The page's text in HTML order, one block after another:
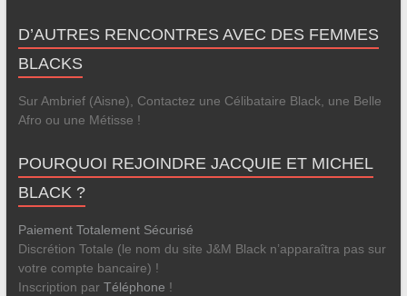
D’AUTRES RENCONTRES AVEC DES FEMMES
BLACKS
Sur Ambrief (Aisne), Contactez une Célibataire Black, une Belle
Afro ou une Métisse !
POURQUOI REJOINDRE JACQUIE ET MICHEL
BLACK ?
Paiement Totalement Sécurisé
Discrétion Totale (le nom du site J&M Black n’apparaîtra pas sur
votre compte bancaire) !
Inscription par Téléphone !